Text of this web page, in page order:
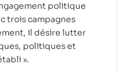
politique
trois campagnes
il désire lutter
politiques et
».